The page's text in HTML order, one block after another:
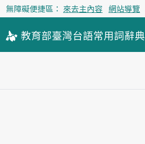
無障礙便捷區： 來去主內容 網站導覽
教育部臺灣台語常用詞辭典